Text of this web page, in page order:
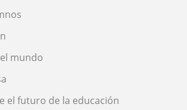
mundo
el futuro de la educación